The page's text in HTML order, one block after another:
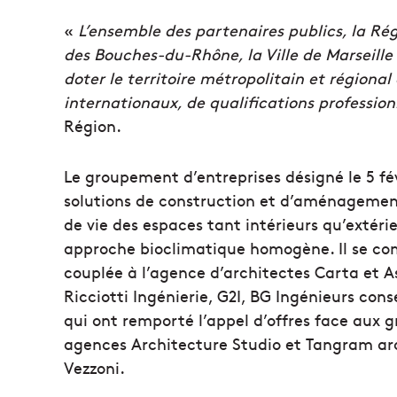
« L’ensemble des partenaires publics, la
des Bouches-du-Rhône, la Ville de
doter le territoire métropolitain et régional
internationaux, de qualifications
Région.
Le groupement d’entreprises désigné le 5
solutions de construction et
de vie des espaces tant intérieurs
approche bioclimatique homogène. Il se
couplée à l’agence d’architectes Carta et
Ricciotti Ingénierie, G2I, BG Ingénieurs
qui ont remporté l’appel d’offres face aux
agences Architecture Studio et Tangram
Vezzoni.